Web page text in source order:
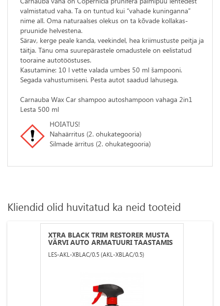
valmistatud vaha. Ta on tuntud kui “vahade kuninganna”
nime all. Oma naturaalses olekus on ta kõvade kollakas-
pruunide helvestena.
Särav, kerge peale kanda, veekindel, hea kriimustuste peitja ja
täitja. Tänu oma suurepärastele omadustele on eelistatud
tooraine autotööstuses.
Kasutamine: 10 l vette valada umbes 50 ml šampooni.
Segada vahustumiseni. Pesta autot saadud lahusega.
Carnauba Wax Car shampoo autoshampoon vahaga 2in1
Lesta 500 ml
HOIATUS!
Nahaärritus (2. ohukategooria)
Silmade ärritus (2. ohukategooria)
Kliendid olid huvitatud ka neid tooteid
XTRA BLACK TRIM RESTORER MUSTA
VÄRVI AUTO ARMATUURI TAASTAMIS
LES-AKL-XBLAC/0.5 (AKL-XBLAC/0.5)